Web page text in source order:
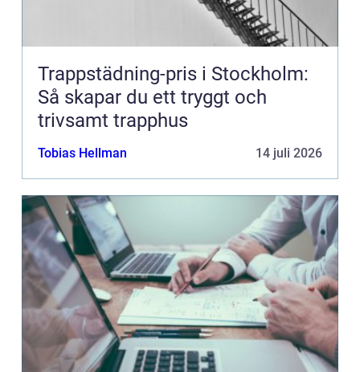
Trappstädning-pris i Stockholm:
Så skapar du ett tryggt och
trivsamt trapphus
Tobias Hellman 14 juli 2026